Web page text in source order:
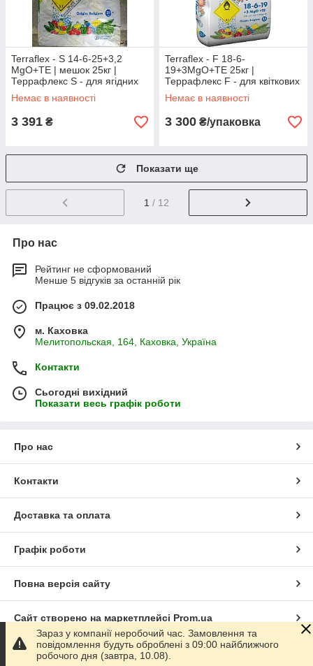
Terraflex - S 14-6-25+3,2
MgO+ТЕ | мешок 25кг |
Террафлекс S - для ягідних
культур | добриво
Немає в наявності
3 391 ₴
Terraflex - F 18-6-
19+3MgO+ТЕ 25кг |
Террафлекс F - для квіткових
культур і газонних трав
Немає в наявності
3 300 ₴/упаковка
Показати ще
1 / 12
Про нас
Рейтинг не сформований
Менше 5 відгуків за останній рік
Працює з 09.02.2018
м. Каховка
Мелитопольская, 164, Каховка, Україна
Контакти
Сьогодні вихідний
Показати весь графік роботи
Про нас
Контакти
Доставка та оплата
Графік роботи
Повна версія сайту
Сайт створено на маркетплейсі Prom.ua
Політика конфіденційності
Зараз у компанії неробочий час. Замовлення та
повідомлення будуть оброблені з 09:00 найближчого
робочого дня (завтра, 10.08).